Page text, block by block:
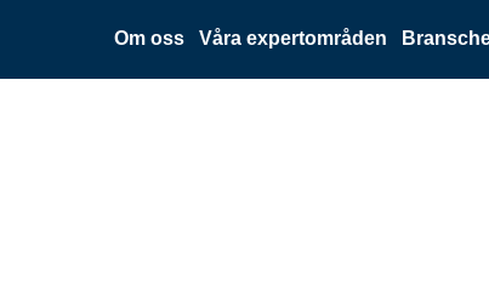
Om oss Våra expertområden